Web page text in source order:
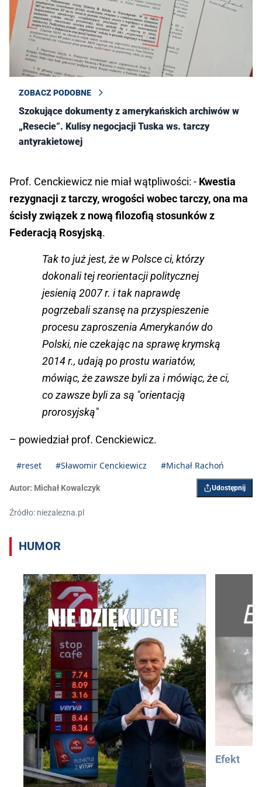
ZOBACZ PODOBNE
Szokujące dokumenty z amerykańskich archiwów w
„Resecie”. Kulisy negocjacji Tuska ws. tarczy
antyrakietowej
Prof. Cenckiewicz nie miał wątpliwości: - Kwestia
rezygnacji z tarczy, wrogości wobec tarczy, ona ma
ścisły związek z nową filozofią stosunków z
Federacją Rosyjską.
Tak to już jest, że w Polsce ci, którzy
dokonali tej reorientacji politycznej
jesienią 2007 r. i tak naprawdę
pogrzebali szansę na przyspieszenie
procesu zaproszenia Amerykanów do
Polski, nie czekając na sprawę krymską
2014 r., udają po prostu wariatów,
mówiąc, że zawsze byli za i mówiąc, że ci,
co zawsze byli za są "orientacją
prorosyjską"
– powiedział prof. Cenckiewicz.
#reset #Sławomir Cenckiewicz #Michał Rachoń
Autor: Michał Kowalczyk Udostępnij
Źródło: niezalezna.pl
HUMOR
Efekt